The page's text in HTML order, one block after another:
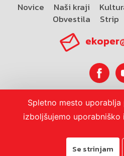
Novice Naši kraji
Obvestila
Strip
Spletno mesto
izboljšujemo uporabniško
Se strinjam